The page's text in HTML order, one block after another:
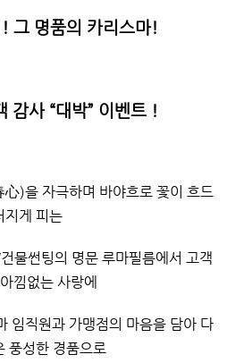
그 명품의 카리스마!
감사 “대박” 이벤트 !
)을 자극하며 바야흐로 꽃이 흐드
지게 피는
물썬팅의 명문 루마필름에서 고객
낌없는 사랑에
임직원과 가맹점의 마음을 담아 다
풍성한 경품으로